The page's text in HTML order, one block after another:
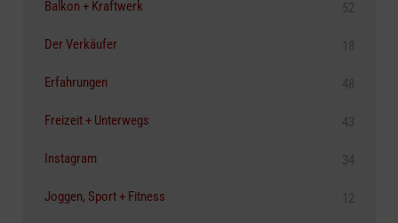
Balkon + Kraftwerk 52
Der Verkäufer 18
Erfahrungen 48
Freizeit + Unterwegs 43
Instagram 34
Joggen, Sport + Fitness 12